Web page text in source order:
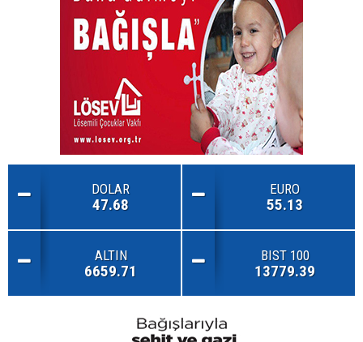
DOLAR
47.68
EURO
55.13
ALTIN
6659.71
BIST 100
13779.39